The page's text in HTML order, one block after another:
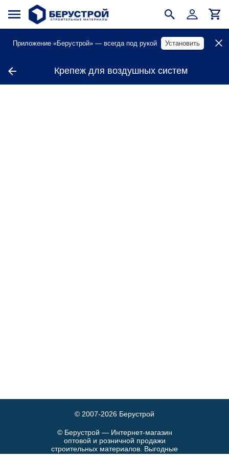
Приложение «Берустрой» — всегда под рукой Установить
Крепеж для воздушных систем
© 2007-2026 Берустрой
© Берустрой — Интернет-магазин
оптовой и розничной продажи
строительных материалов. Выгодные